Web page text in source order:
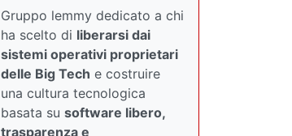
Gruppo lemmy dedicato a chi
ha scelto di liberarsi dai
sistemi operativi proprietari
delle Big Tech e costruire
una cultura tecnologica
basata su software libero,
trasparenza e